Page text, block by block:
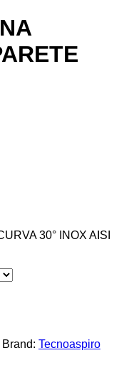
30° INOX AISI
Brand: Tecnoaspiro